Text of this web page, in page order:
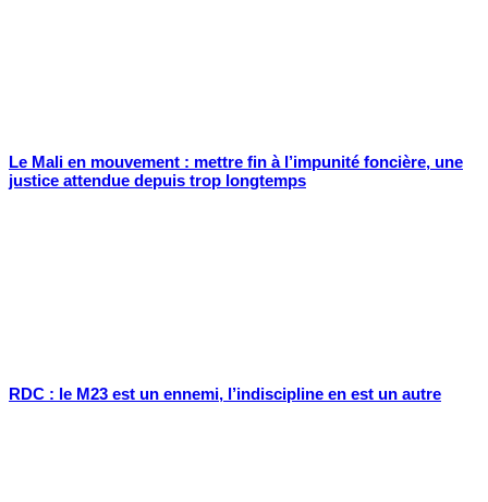
Le Mali en mouvement : mettre fin à l’impunité foncière, une
justice attendue depuis trop longtemps
RDC : le M23 est un ennemi, l’indiscipline en est un autre